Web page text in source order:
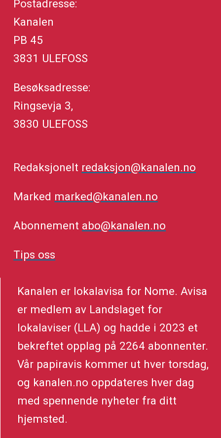
Postadresse:
Kanalen
PB 45
3831 ULEFOSS
Besøksadresse:
Ringsevja 3,
3830 ULEFOSS
Redaksjonelt redaksjon@kanalen.no
Marked marked@kanalen.no
Abonnement abo@kanalen.no
Tips oss
Kanalen er lokalavisa for Nome. Avisa
er medlem av Landslaget for
lokalaviser (LLA) og hadde i 2023 et
bekreftet opplag på 2264 abonnenter.
Vår papiravis kommer ut hver torsdag,
og kanalen.no oppdateres hver dag
med spennende nyheter fra ditt
hjemsted.